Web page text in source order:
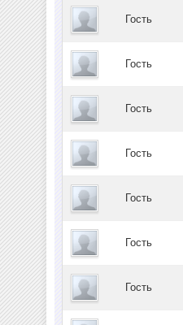
Гость
Гость
Гость
Гость
Гость
Гость
Гость